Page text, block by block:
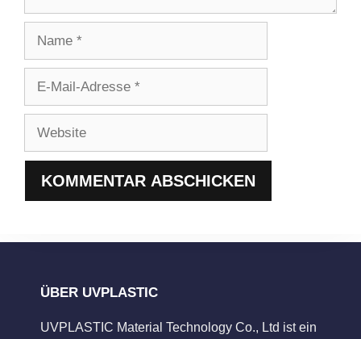
Adresse
ÜBER UVPLASTIC
UVPLASTIC Material Technology Co., Ltd ist ein